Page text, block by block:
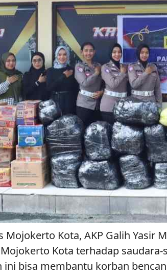
Mojokerto Kota, AKP Galih
Kota terhadap
bisa membantu korban